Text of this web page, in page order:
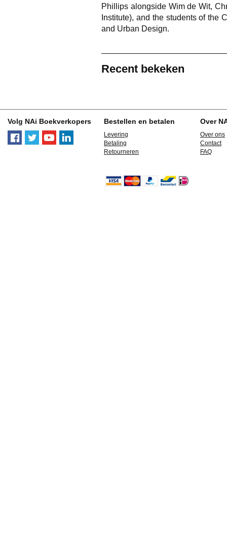
Phillips alongside Wim de Wit,
Institute), and the students of the
and Urban Design.
Recent bekeken
Volg NAi Boekverkopers Bestellen en betalen
Levering
Betaling
Retourneren
Over
Over ons
Contact
FAQ